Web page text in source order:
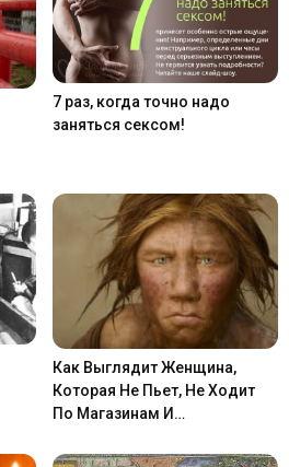
7 раз, когда точно надо
заняться сексом!
Как Выглядит Женщина,
Которая Не Пьет, Не Ходит
По Магазинам И…